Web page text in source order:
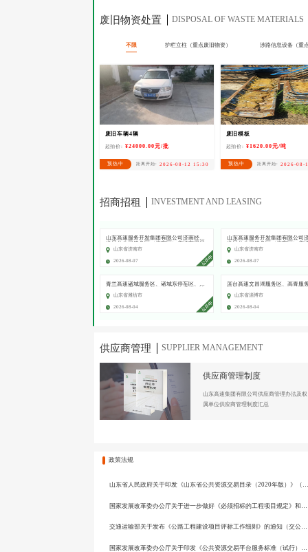
废旧物资处置 DISPOSAL OF WASTE MATERIALS
不限 护栏立柱（重点废旧物资） 涉路信息设备（重
废旧车辆4辆
起拍价:¥24000.00元/批
预热中 距离开始: 2026-08-12 15:30
废旧模板
起拍价:¥1620.00元/吨
预热中 距离开始: 2026-08-
招商招租 INVESTMENT AND LEASING
山东高速服务开发集团有限公司济南经贸
发展分公司服务区（停车区）广场车用尿
素经营项目（标段/包2）成交结果公示
山东省济南市
2026-08-07
山东高速服务开发集团有限公司
发展分公司服务区（停车区）广
素经营项目（标段/包1）成交结
山东省济南市
2026-08-07
青兰高速诸城服务区、诸城东停车区、诸
判采购公告
山东省潍坊市
2026-08-04
滨台高速文昌湖服务区、高青服
竞价公告
山东省淄博市
2026-08-04
供应商管理 SUPPLIER MANAGEMENT
供应商管理制度
山东高速集团有限公司供应商管理办法及权
属单位供应商管理制度汇总
政策法规
山东省人民政府关于印发《山东省公共资源交易目录（2020年版）》
交通运输部关于发布《公路工程建设项目评标工作细则》的通知（交公路发〔2017〕142号）